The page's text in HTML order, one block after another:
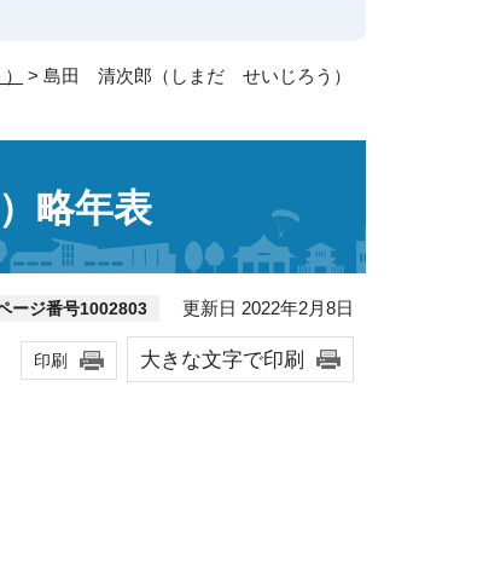
> 島田 清次郎（しまだ せいじろう）
略年表
ージ番号1002803 更新日 2022年2月8日
印刷 大きな文字で印刷